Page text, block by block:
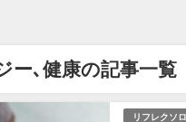
ー､健康の記事一覧
リフレクソ